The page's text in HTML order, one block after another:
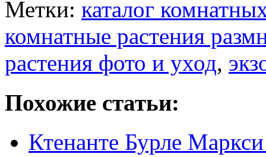
Метки: каталог
комнатные растения
растения фото и уход,
Похожие статьи:
Ктенанте Бурле